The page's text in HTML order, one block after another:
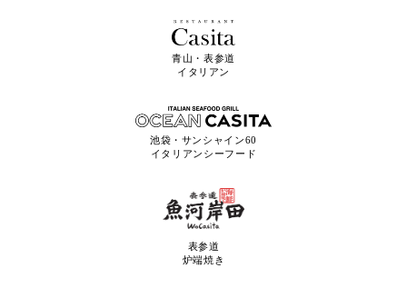
青山・表参道
イタリアン
池袋・サンシャイン60
イタリアンシーフード
表参道
炉端焼き